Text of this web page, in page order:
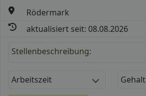
Rödermark
aktualisiert seit: 08.08.2026
Stellenbeschreibung:
Arbeitszeit Gehalt